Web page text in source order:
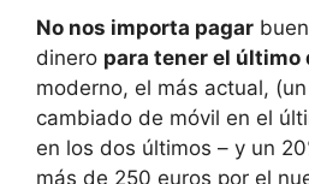
No nos importa pagar
dinero para tener el
moderno, el más actual,
cambiado de móvil en el
en los dos últimos – y un
más de 250 euros por el